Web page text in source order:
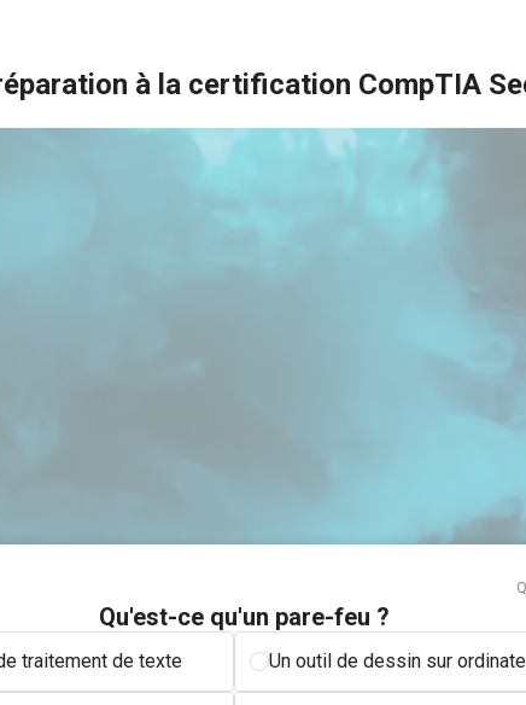
à la certification CompTIA
Qu'est-ce qu'un pare-feu ?
traitement de texte Un outil de dessin sur